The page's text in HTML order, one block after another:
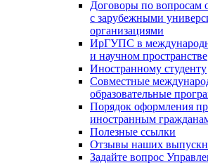
Договоры по вопросам
с зарубежными
организациями
ИрГУПС в
и научном пространстве
Иностранному студенту
Совместные
образовательные
Порядок оформления
иностранным
Полезные ссылки
Отзывы наших
Задайте вопрос